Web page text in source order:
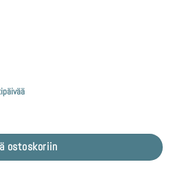
ostoskoriin